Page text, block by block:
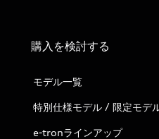
購入を検討する
モデル一覧
特別仕様モデル / 限定モデ
e-tronラインアップ